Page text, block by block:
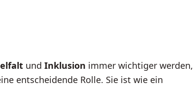
und Inklusion immer wichtiger werden,
entscheidende Rolle. Sie ist wie ein